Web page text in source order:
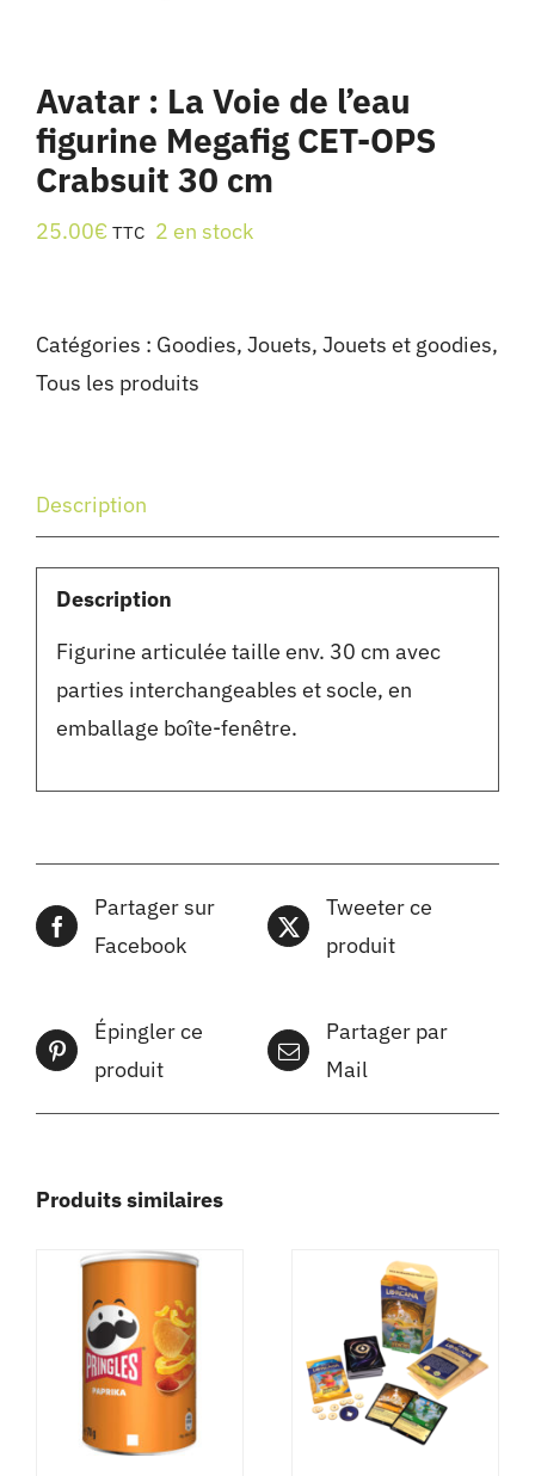
Avatar : La Voie de l’eau
figurine Megafig CET-OPS
Crabsuit 30 cm
25.00€ TTC 2 en stock
Catégories : Goodies, Jouets, Jouets et goodies,
Tous les produits
Description
Description
Figurine articulée taille env. 30 cm avec
parties interchangeables et socle, en
emballage boîte-fenêtre.
Partager sur
Facebook
Tweeter ce
produit
Épingler ce
produit
Partager par
Mail
Produits similaires